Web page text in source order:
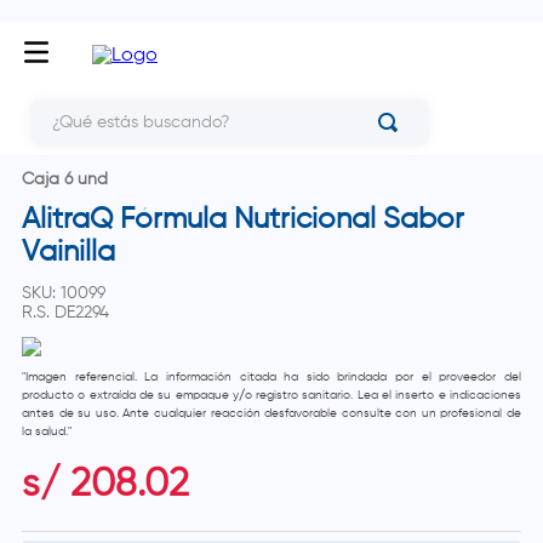
Caja 6 und
AlitraQ Fórmula Nutricional Sabor
Vainilla
SKU: 10099
R.S. DE2294
"Imagen referencial. La información citada ha sido brindada por el proveedor del
producto o extraída de su empaque y/o registro sanitario. Lea el inserto e indicaciones
antes de su uso. Ante cualquier reacción desfavorable consulte con un profesional de
la salud."
s/ 208.02